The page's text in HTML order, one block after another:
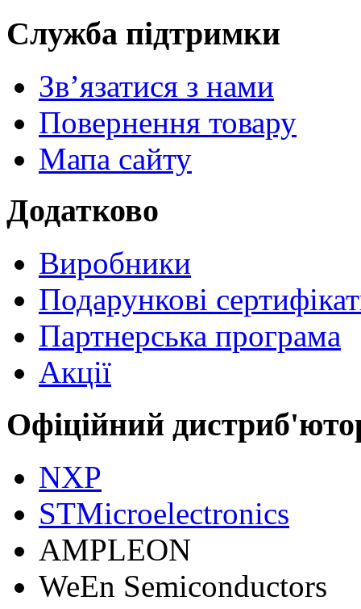
Служба підтримки
Зв’язатися з нами
Повернення товару
Мапа сайту
Додатково
Виробники
Подарункові
Партнерська програма
Акції
Офіційний
NXP
STMicroelectronics
АMPLEON
WeEn Semiconductors